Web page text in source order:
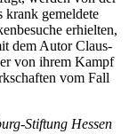
krank gemeldete
erhielten,
dem Autor Claus-
von ihrem Kampf
vom Fall
Stiftung Hessen